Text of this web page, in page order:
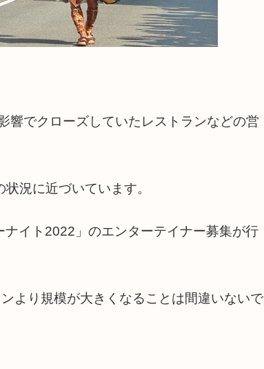
響でクローズしていたレストランなどの営
況に近づいています。
イト2022」のエンターテイナー募集が行
より規模が大きくなることは間違いないで